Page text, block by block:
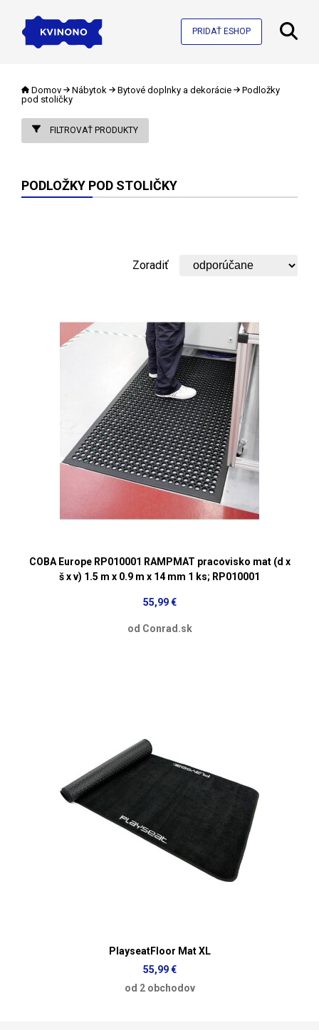
PRIDAŤ ESHOP
Domov Nábytok Bytové doplnky a dekorácie
Podložky
pod stoličky
FILTROVAŤ PRODUKTY
PODLOŽKY POD STOLIČKY
Zoradiť
COBA Europe RP010001 RAMPMAT pracovisko mat (d x
š x v) 1.5 m x 0.9 m x 14 mm 1 ks; RP010001
55,99 €
od Conrad.sk
PlayseatFloor Mat XL
55,99 €
od 2 obchodov